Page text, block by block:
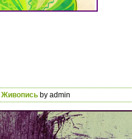
Живопись by admin